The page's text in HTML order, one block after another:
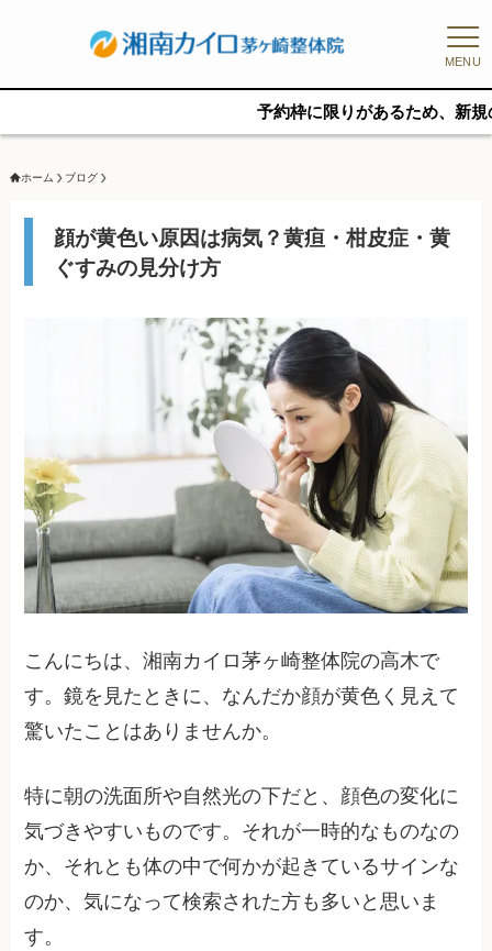
MENU
予約枠に限りがあるため、新規の予約をご
ホーム ブログ
顔が黄色い原因は病気？黄疸・柑皮症・黄
ぐすみの見分け方
こんにちは、湘南カイロ茅ヶ崎整体院の高木で
す。鏡を見たときに、なんだか顔が黄色く見えて
驚いたことはありませんか。
特に朝の洗面所や自然光の下だと、顔色の変化に
気づきやすいものです。それが一時的なものなの
か、それとも体の中で何かが起きているサインな
のか、気になって検索された方も多いと思いま
す。